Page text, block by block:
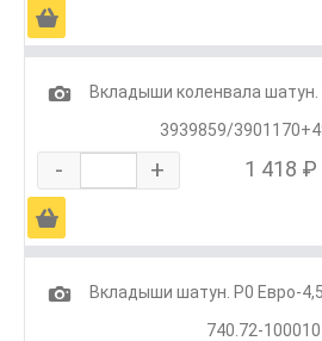
Ä
1
Вкладыши коленвала шатун.
3939859/
- + 1 418 ₽
Ä
1
Вкладыши шатун. Р0 Евро-
740.72-